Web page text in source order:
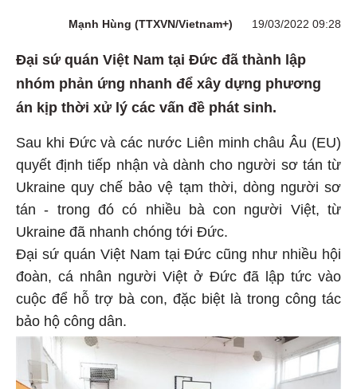
Mạnh Hùng (TTXVN/Vietnam+) 19/03/2022 09:28
Đại sứ quán Việt Nam tại Đức đã thành lập
nhóm phản ứng nhanh để xây dựng phương
án kịp thời xử lý các vấn đề phát sinh.
Sau khi Đức và các nước Liên minh châu Âu (EU)
quyết định tiếp nhận và dành cho người sơ tán từ
Ukraine quy chế bảo vệ tạm thời, dòng người sơ
tán - trong đó có nhiều bà con người Việt, từ
Ukraine đã nhanh chóng tới Đức.
Đại sứ quán Việt Nam tại Đức cũng như nhiều hội
đoàn, cá nhân người Việt ở Đức đã lập tức vào
cuộc để hỗ trợ bà con, đặc biệt là trong công tác
bảo hộ công dân.